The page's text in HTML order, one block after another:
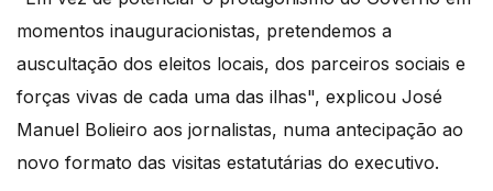
momentos inauguracionistas, pretendemos a
auscultação dos eleitos locais, dos parceiros sociais e
forças vivas de cada uma das ilhas", explicou José
Manuel Bolieiro aos jornalistas, numa antecipação ao
novo formato das visitas estatutárias do executivo.